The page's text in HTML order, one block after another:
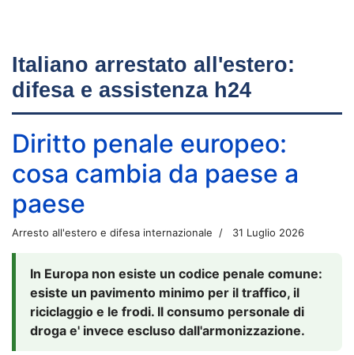
Italiano arrestato all'estero:
difesa e assistenza h24
Diritto penale europeo:
cosa cambia da paese a
paese
Arresto all'estero e difesa internazionale 31 Luglio 2026
In Europa non esiste un codice penale comune:
esiste un pavimento minimo per il traffico, il
riciclaggio e le frodi. Il consumo personale di
droga e' invece escluso dall'armonizzazione.